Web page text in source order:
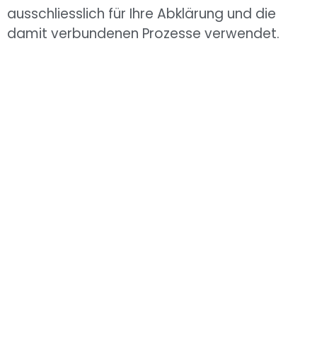
ausschliesslich für Ihre Abklärung und die
damit verbundenen Prozesse verwendet.